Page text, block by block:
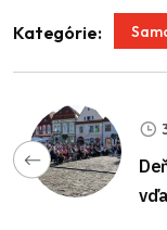
Kategórie: